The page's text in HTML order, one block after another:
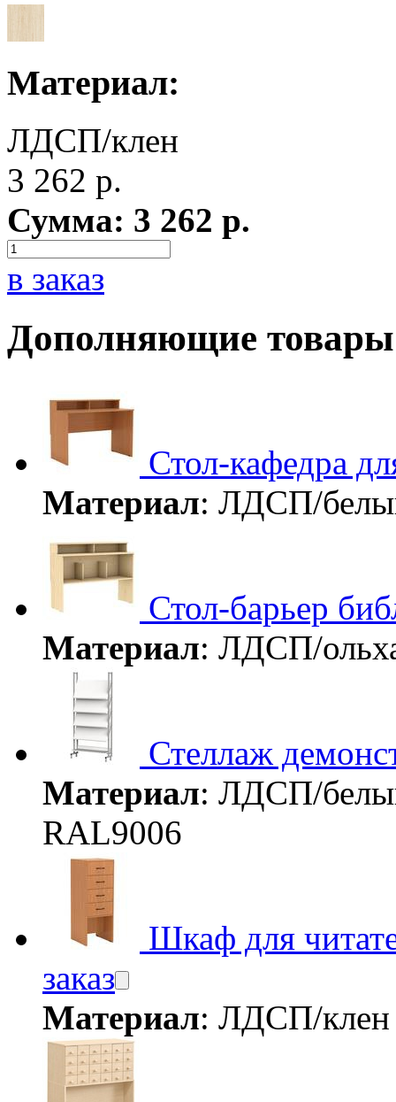
Материал:
ЛДСП/клен
3 262 р.
Сумма: 3 262 р.
в заказ
Дополняющие товары
Стол-кафедра
Материал: ЛДСП/
Стол-барьер
Материал: ЛДСП/
Стеллаж
Материал: ЛДСП/
RAL9006
Шкаф для
заказ
Материал: ЛДСП/